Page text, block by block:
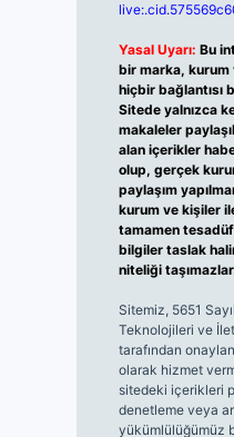
Yasal Uyarı: Bu
bir marka, kurum
hiçbir bağlantısı
Sitede yalnızca
makaleler
alan içerikler
olup, gerçek
paylaşım
kurum ve kişiler
tamamen
bilgiler taslak
niteliği
Sitemiz, 5651
Teknolojileri ve
tarafından
olarak hizmet
sitedeki içerikleri
denetleme veya
yükümlülüğümüz